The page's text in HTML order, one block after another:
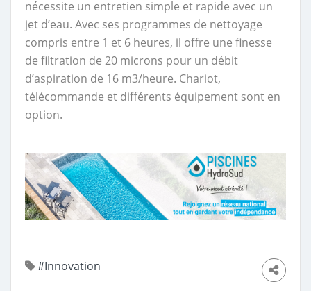
nécessite un entretien simple et rapide avec un
jet d’eau. Avec ses programmes de nettoyage
compris entre 1 et 6 heures, il offre une finesse
de filtration de 20 microns pour un débit
d’aspiration de 16 m3/heure. Chariot,
télécommande et différents équipement sont en
option.
#Innovation